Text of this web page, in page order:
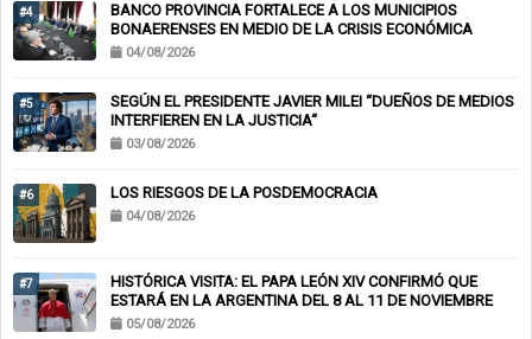
#4
BANCO PROVINCIA FORTALECE A LOS MUNICIPIOS
BONAERENSES EN MEDIO DE LA CRISIS ECONÓMICA
04/08/2026
#5
SEGÚN EL PRESIDENTE JAVIER MILEI “DUEÑOS DE MEDIOS
INTERFIEREN EN LA JUSTICIA“
03/08/2026
#6 LOS RIESGOS DE LA POSDEMOCRACIA
04/08/2026
#7
HISTÓRICA VISITA: EL PAPA LEÓN XIV CONFIRMÓ QUE
ESTARÁ EN LA ARGENTINA DEL 8 AL 11 DE NOVIEMBRE
05/08/2026